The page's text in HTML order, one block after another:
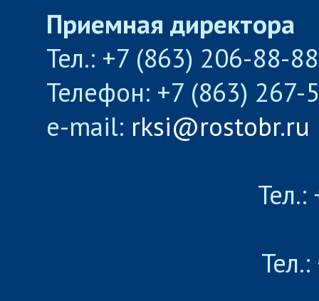
Приемная директора
Тел.: +7 (863) 206-88-
Телефон: +7 (863) 267-
e-mail: rksi@rostobr.ru